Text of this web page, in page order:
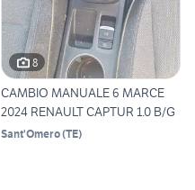
8
CAMBIO MANUALE 6 MARCE
2024 RENAULT CAPTUR 1.0 B/G
Sant'Omero(TE)